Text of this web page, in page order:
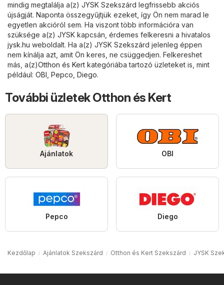
mindig megtalálja a(z) JYSK Szekszárd legfrissebb akciós
újságját. Naponta összegyűjtjük ezeket, így Ön nem marad le
egyetlen akcióról sem. Ha viszont több információra van
szüksége a(z) JYSK kapcsán, érdemes felkeresni a hivatalos
jysk.hu weboldalt. Ha a(z) JYSK Szekszárd jelenleg éppen
nem kínálja azt, amit Ön keres, ne csüggedjen. Felkereshet
más, a(z)Otthon és Kert kategóriába tartozó üzleteket is, mint
például: OBI Pepco Diego.
További üzletek Otthon és Kert
Ajánlatok OBI
Pepco Diego
Kezdőlap Ajánlatok Szekszárd Otthon és Kert Szekszárd JYSK